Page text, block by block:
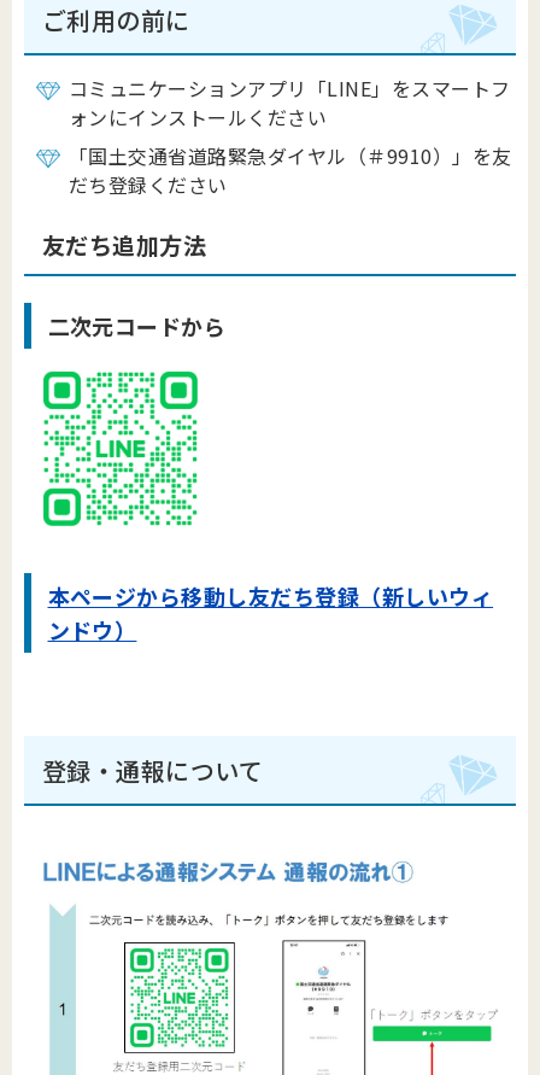
ご利用の前に
コミュニケーションアプリ「LINE」をスマートフ
ォンにインストールください
「国土交通省道路緊急ダイヤル（＃9910）」を友
だち登録ください
友だち追加方法
二次元コードから
本ページから移動し友だち登録（新しいウィ
ンドウ）
登録・通報について